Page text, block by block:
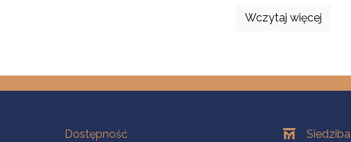
Wczytaj więcej
Na skróty
Dostępność
OddziałySiedziba